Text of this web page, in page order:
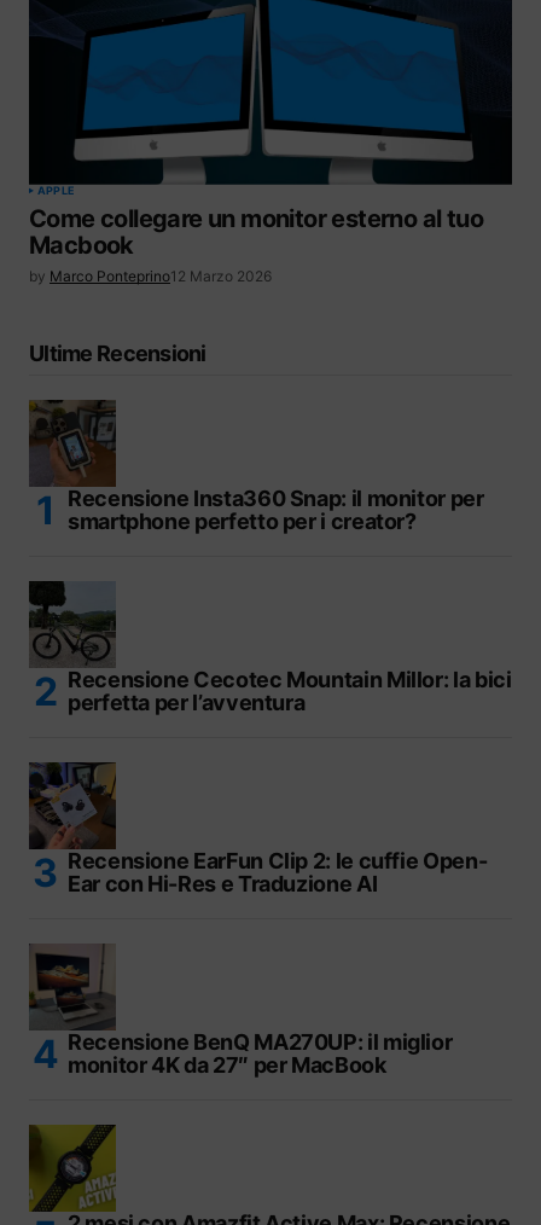
APPLE
Come collegare un monitor esterno al tuo
Macbook
by Marco Ponteprino12 Marzo 2026
Ultime Recensioni
Recensione Insta360 Snap: il monitor per
smartphone perfetto per i creator?
Recensione Cecotec Mountain Millor: la bici
perfetta per l’avventura
Recensione EarFun Clip 2: le cuffie Open-
Ear con Hi-Res e Traduzione AI
Recensione BenQ MA270UP: il miglior
monitor 4K da 27″ per MacBook